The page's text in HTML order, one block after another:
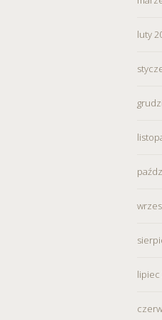
luty
lipiec